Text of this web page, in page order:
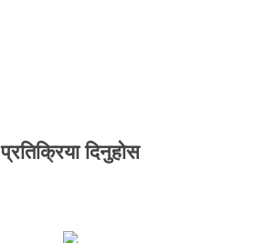
प्रतिक्रिया दिनुहोस